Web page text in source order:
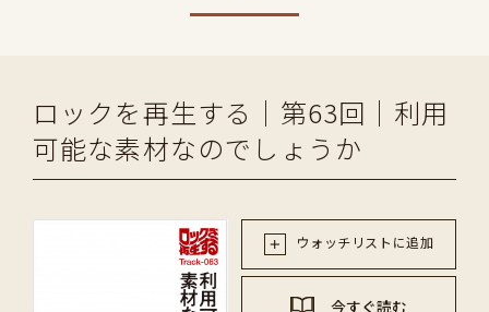
ロックを再生する｜第63回｜利用
可能な素材なのでしょうか
ウォッチリストに追加
今すぐ読む